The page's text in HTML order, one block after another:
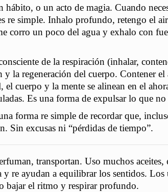
hábito, o un acto de magia. Cuando
re simple. Inhalo profundo, retengo el
corro un poco del agua y exhalo con
de la respiración (inhalar,
y la regeneración del cuerpo. Contener
el cuerpo y la mente se alinean en el
Es una forma de expulsar lo que no
forma re simple de recordar que,
Sin excusas ni “pérdidas de tiempo”.
transportan. Uso muchos aceites,
re ayudan a equilibrar los sentidos. Los
bajar el ritmo y respirar profundo.